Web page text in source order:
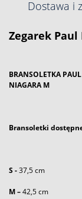
Dostawa i
Zegarek
BRANSOLETKA
NIAGARA M
Bransoletki
S -37,5 cm
M –42,5 cm